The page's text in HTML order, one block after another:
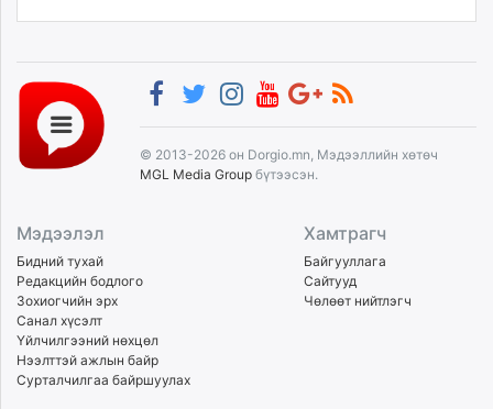
© 2013-2026 он Dorgio.mn, Мэдээллийн хөтөч
MGL Media Group бүтээсэн.
Мэдээлэл
Бидний тухай
Редакцийн бодлого
Зохиогчийн эрх
Санал хүсэлт
Үйлчилгээний нөхцөл
Нээлттэй ажлын байр
Сурталчилгаа байршуулах
Хамтрагч
Байгууллага
Сайтууд
Чөлөөт нийтлэгч